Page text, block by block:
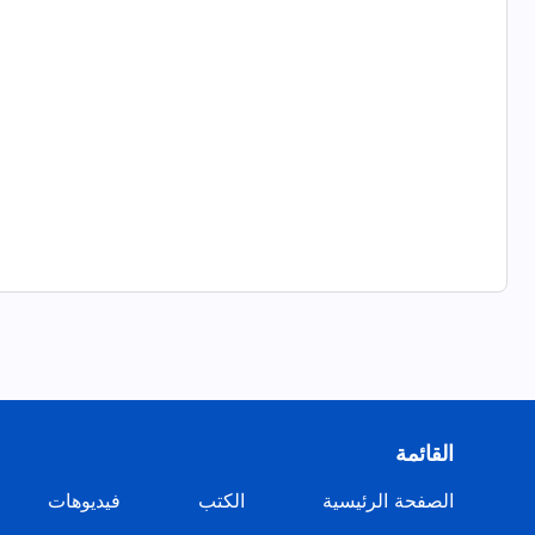
القائمة
الصفحة الرئيسية الكتب فيديوهات